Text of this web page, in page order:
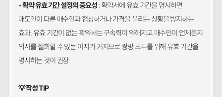
- 확약 유효 기간 설정의 중요성: 확약서에 유효 기간을 명시하면
매도인이 다른 매수인과 협상하거나 가격을 올리는 상황을 방지하는
효과. 유효 기간이 없는 확약서는 구속력이 약해지고 매수인이 언제든지
의사를 철회할 수 있는 여지가 커지므로 쌍방 모두를 위해 유효 기간을
명시하는 것이 권장
💡 작성 TIP